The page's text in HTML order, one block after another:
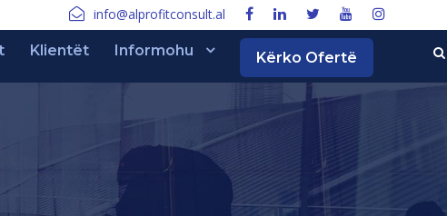
info@alprofitconsult.al
Klientët Informohu Kërko Ofertë